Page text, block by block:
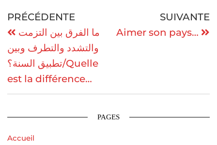
PRÉCÉDENTE
ما الفرق بين التزمت
والتشدد والتطرف وبين
تطبيق السنة؟/Quelle
est la différence…
SUIVANTE
Aimer son pays…
PAGES
Accueil